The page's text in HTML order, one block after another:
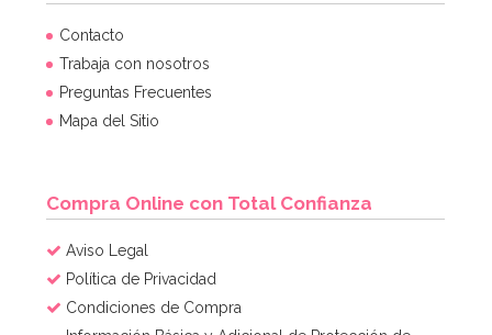
Contacto
Trabaja con nosotros
Preguntas Frecuentes
Mapa del Sitio
Compra Online con Total Confianza
Aviso Legal
Política de Privacidad
Condiciones de Compra